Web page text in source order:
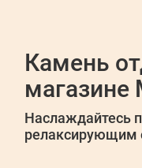
Камень
магазине
Наслаждайтесь
релаксирующим